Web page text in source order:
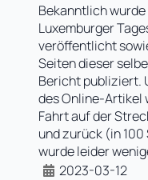
Bekanntlich
Luxemburger
veröffentlicht
Seiten dieser
Bericht publiziert.
des Online-Artikel
Fahrt auf der
und zurück (in
wurde leider
2023-03-12